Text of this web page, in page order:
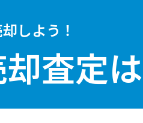
しよう！
査定は